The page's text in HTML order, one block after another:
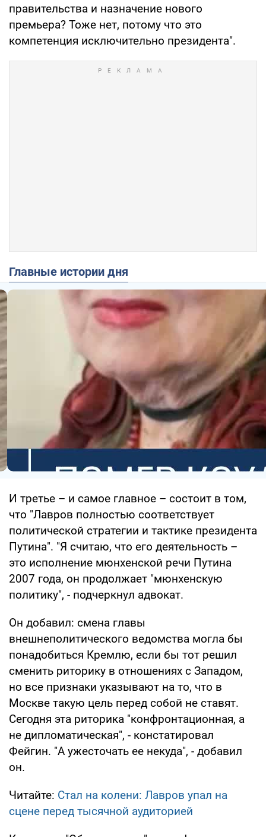
правительства и назначение нового
премьера? Тоже нет, потому что это
компетенция исключительно президента".
Главные истории дня
И третье – и самое главное – состоит в том,
что "Лавров полностью соответствует
политической стратегии и тактике президента
Путина". "Я считаю, что его деятельность –
это исполнение мюнхенской речи Путина
2007 года, он продолжает "мюнхенскую
политику", - подчеркнул адвокат.
Он добавил: смена главы
внешнеполитического ведомства могла бы
понадобиться Кремлю, если бы тот решил
сменить риторику в отношениях с Западом,
но все признаки указывают на то, что в
Москве такую цель перед собой не ставят.
Сегодня эта риторика "конфронтационная, а
не дипломатическая", - констатировал
Фейгин. "А ужесточать ее некуда", - добавил
он.
Читайте: Стал на колени: Лавров упал на
сцене перед тысячной аудиторией